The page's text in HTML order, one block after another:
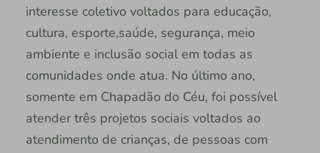
interesse coletivo voltados para educação,
cultura, esporte,saúde, segurança, meio
ambiente e inclusão social em todas as
comunidades onde atua. No último ano,
somente em Chapadão do Céu, foi possível
atender três projetos sociais voltados ao
atendimento de crianças, de pessoas com